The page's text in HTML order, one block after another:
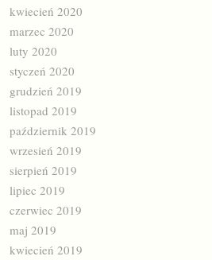
kwiecień 2020
marzec 2020
luty 2020
styczeń 2020
grudzień 2019
listopad 2019
październik 2019
wrzesień 2019
sierpień 2019
lipiec 2019
czerwiec 2019
maj 2019
kwiecień 2019